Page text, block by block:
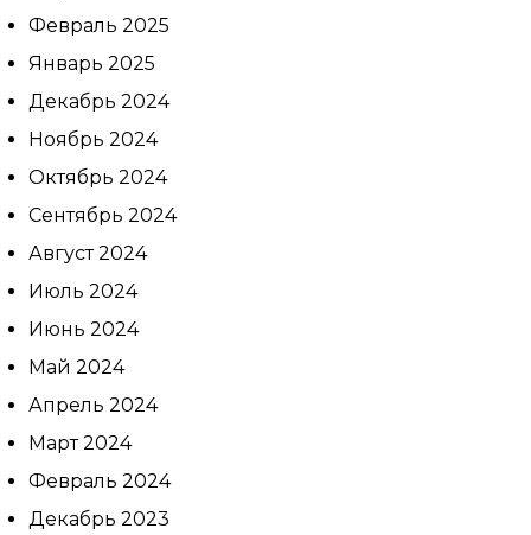
Нажимая кнопку «Записаться на
приём» вы подтверждаете, что
конфиденциальности
Февраль 2025
Январь 2025
Декабрь 2024
Ноябрь 2024
Октябрь 2024
Сентябрь 2024
Август 2024
Июль 2024
Июнь 2024
Май 2024
Апрель 2024
Март 2024
Февраль 2024
Декабрь 2023